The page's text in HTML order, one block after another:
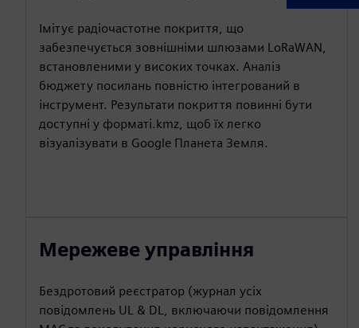
Імітує радіочастотне покриття, що
забезпечується зовнішніми шлюзами LoRaWAN,
встановленими у високих точках. Аналіз
бюджету посилань повністю інтегрований в
інструмент. Результати покриття повинні бути
доступні у форматі.kmz, щоб їх легко
візуалізувати в Google Планета Земля.
Мережеве управління
Бездротовий реєстратор (журнал усіх
повідомлень UL & DL, включаючи повідомлення